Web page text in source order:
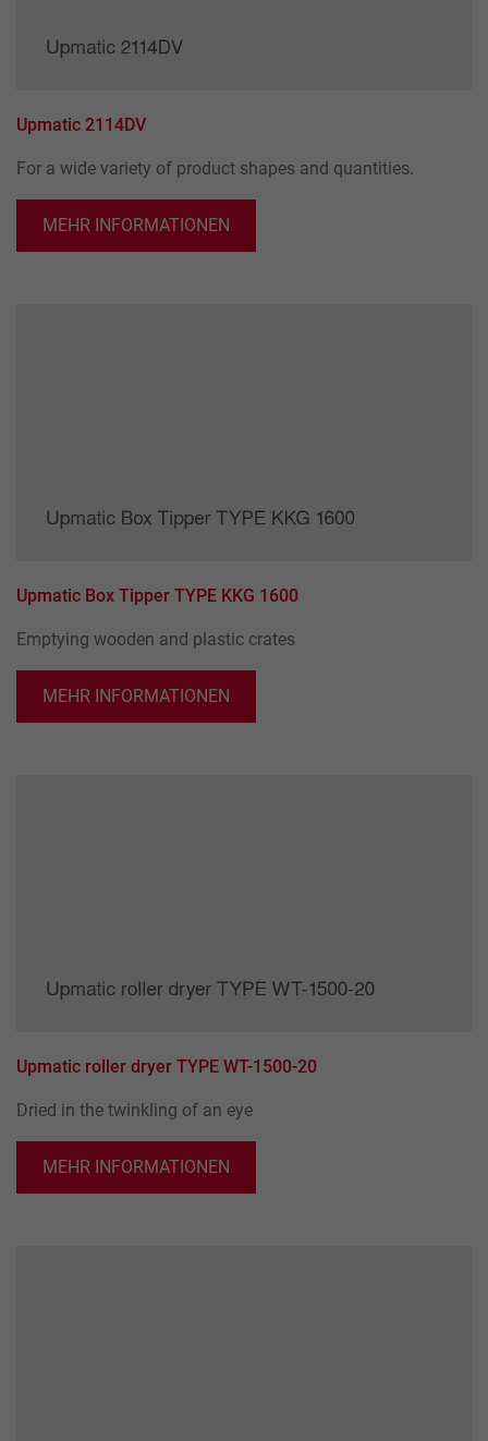
Upmatic 2114DV
For a wide variety of product shapes and quantities.
MEHR INFORMATIONEN
Upmatic Box Tipper TYPE KKG 1600
Emptying wooden and plastic crates
MEHR INFORMATIONEN
Upmatic roller dryer TYPE WT-1500-20
Dried in the twinkling of an eye
MEHR INFORMATIONEN